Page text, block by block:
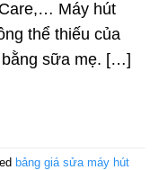
Máy hút
thể thiếu của
bằng sữa mẹ. […]
bảng giá sửa máy hút